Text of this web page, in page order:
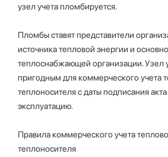
узел учета пломбируется.
Пломбы ставят представители
источника тепловой энергии и
теплоснабжающей организации. Узел
пригодным для коммерческого учета
теплоносителя с даты подписания
эксплуатацию.
Правила коммерческого учета
теплоносителя